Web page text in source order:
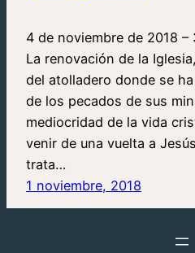
4 de noviembre de 2018
La renovación de la
del atolladero donde se
de los pecados de sus
mediocridad de la vida
venir de una vuelta a
trata…
1 noviembre, 2018